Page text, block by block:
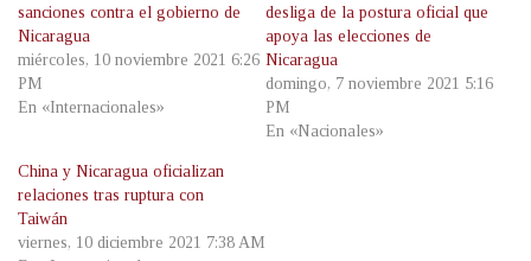
sanciones contra el gobierno de
Nicaragua
miércoles, 10 noviembre 2021 6:26
PM
En «Internacionales»
desliga de la postura oficial que
apoya las elecciones de
Nicaragua
domingo, 7 noviembre 2021 5:16
PM
En «Nacionales»
China y Nicaragua oficializan
relaciones tras ruptura con
Taiwán
viernes, 10 diciembre 2021 7:38 AM